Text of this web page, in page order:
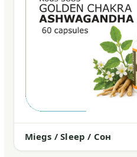
Miegs / Sleep / Сон